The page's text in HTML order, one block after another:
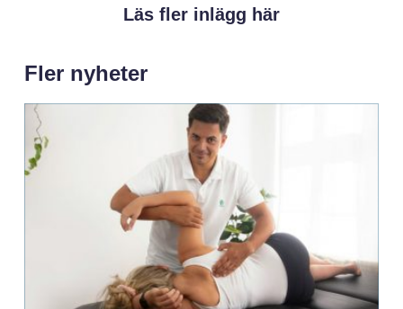
Läs fler inlägg här
Fler nyheter